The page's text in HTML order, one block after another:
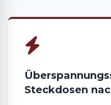
Steckdosen